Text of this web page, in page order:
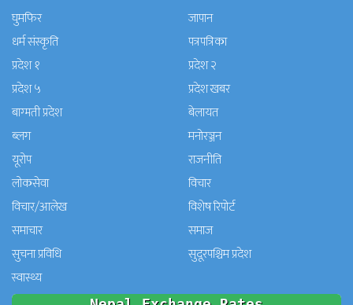
घुमफिर
जापान
धर्म संस्कृति
पत्रपत्रिका
प्रदेश १
प्रदेश २
प्रदेश ५
प्रदेश खबर
बाग्मती प्रदेश
बेलायत
ब्लग
मनाेरञ्जन
यूरोप
राजनीति
लोकसेवा
विचार
विचार/आलेख
विशेष रिपोर्ट
समाचार
समाज
सुचना प्रविधि
सुदूरपश्चिम प्रदेश
स्वास्थ्य